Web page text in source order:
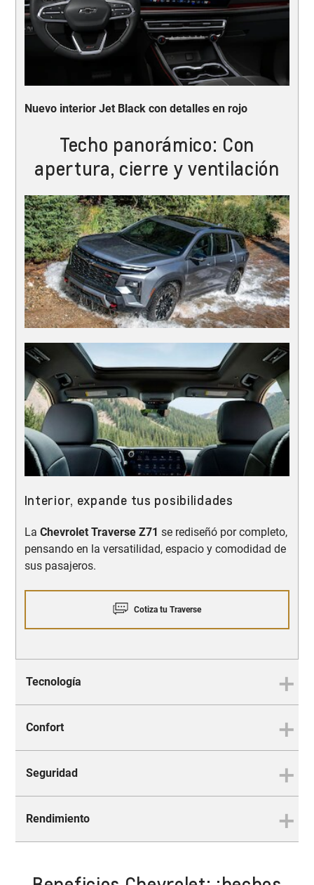
Nuevo interior Jet Black con detalles en rojo
Techo panorámico: Con
apertura, cierre y ventilación
Interior, expande tus posibilidades
La Chevrolet Traverse Z71 se rediseñó por completo,
pensando en la versatilidad, espacio y comodidad de
sus pasajeros.
Cotiza tu Traverse
Tecnología
Innovación que te acompaña
Confort
Espacio para todo
Seguridad
Protección integral 360°
Rendimiento